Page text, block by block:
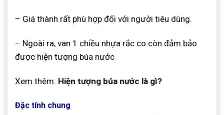
– Giá thành rất phù hợp đối với người tiêu dùng.
– Ngoài ra, van 1 chiều nhựa rắc co còn đảm bảo
được hiện tượng búa nước
Xem thêm: Hiện tượng búa nước là gì?
Đặc tính chung